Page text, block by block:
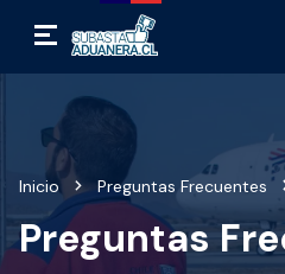
Inicio Preguntas Frecuentes
Preguntas